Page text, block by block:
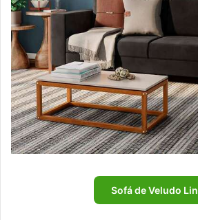
Sofá de Veludo Lin